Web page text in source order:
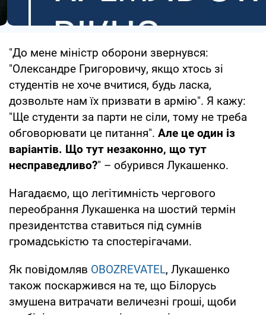
"До мене міністр оборони звернувся:
"Олександре Григоровичу, якщо хтось зі
студентів не хоче вчитися, будь ласка,
дозвольте нам їх призвати в армію". Я кажу:
"Ще студенти за парти не сіли, тому не треба
обговорювати це питання". Але це один із
варіантів. Що тут незаконно, що тут
несправедливо?" – обурився Лукашенко.
Нагадаємо, що легітимність чергового
переобрання Лукашенка на шостий термін
президентства ставиться під сумнів
громадськістю та спостерігачами.
Як повідомляв OBOZREVATEL, Лукашенко
також поскаржився на те, що Білорусь
змушена витрачати величезні гроші, щоби